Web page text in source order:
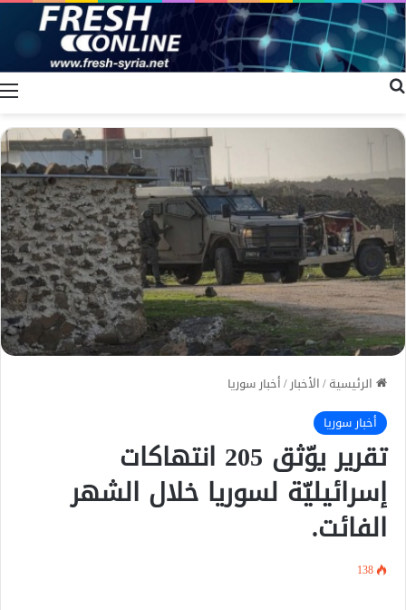
الرئيسية/الأخبار/أخبار سوريا
أخبار سوريا
تقرير يوّثق 205 انتهاكات
إسرائيليّة لسوريا خلال الشهر
الفائت.
138